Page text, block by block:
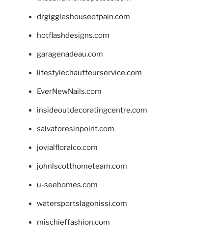
drgiggleshouseofpain.com
hotflashdesigns.com
garagenadeau.com
lifestylechauffeurservice.com
EverNewNails.com
insideoutdecoratingcentre.com
salvatoresinpoint.com
jovialfloralco.com
johnlscotthometeam.com
u-seehomes.com
watersportslagonissi.com
mischieffashion.com